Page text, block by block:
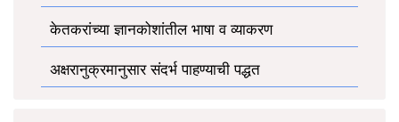
केतकरांच्या ज्ञानकोशांतील भाषा व व्याकरण
अक्षरानुक्रमानुसार संदर्भ पाहण्याची पद्धत